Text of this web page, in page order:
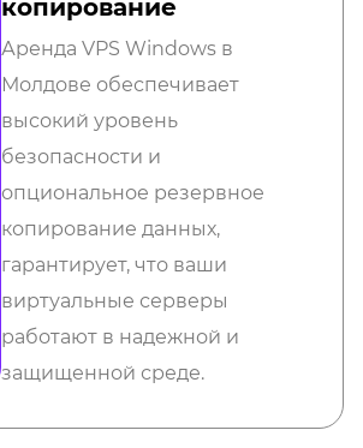
копирование
Аренда VPS Windows в
Молдове обеспечивает
высокий уровень
безопасности и
опциональное резервное
копирование данных,
гарантирует, что ваши
виртуальные серверы
работают в надежной и
защищенной среде.